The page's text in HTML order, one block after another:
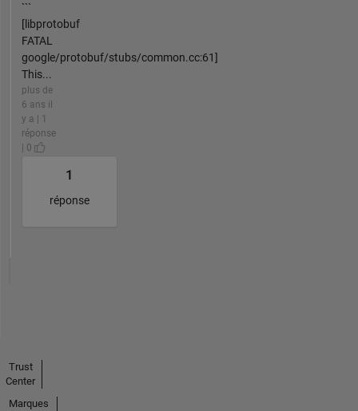
```
[libprotobuf
FATAL
google/protobuf/stubs/common.cc:61]
This...
plus de
6 ans il
y a | 1
réponse
| 0
1
réponse
Trust
Center
Marques